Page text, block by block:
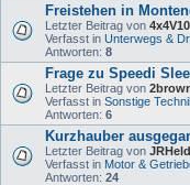
Freistehen in
Letzter Beitrag von 4x4V10
Verfasst in Unterwegs &
Antworten: 8
Frage zu Speedi
Letzter Beitrag von
Verfasst in Sonstige
Antworten: 6
Kurzhauber
Letzter Beitrag von JRHeld
Verfasst in Motor &
Antworten: 24